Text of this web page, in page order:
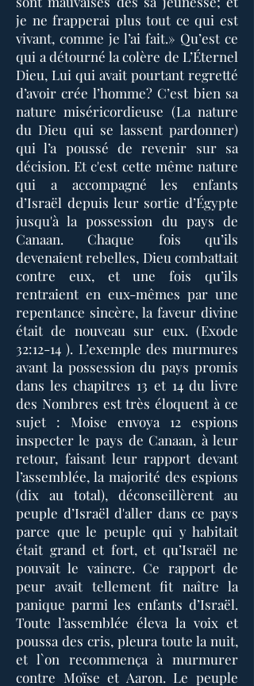
je ne frapperai plus tout ce qui est
vivant, comme je l’ai fait.» Qu’est ce
qui a détourné la colère de L’Éternel
Dieu, Lui qui avait pourtant regretté
d’avoir crée l’homme? C’est bien sa
nature miséricordieuse (La nature
du Dieu qui se lassent pardonner)
qui l’a poussé de revenir sur sa
décision. Et c'est cette même nature
qui a accompagné les enfants
d’Israël depuis leur sortie d’Égypte
jusqu'à la possession du pays de
Canaan. Chaque fois qu’ils
devenaient rebelles, Dieu combattait
contre eux, et une fois qu’ils
rentraient en eux-mêmes par une
repentance sincère, la faveur divine
était de nouveau sur eux. (Exode
32:12-14 ). L’exemple des murmures
avant la possession du pays promis
dans les chapitres 13 et 14 du livre
des Nombres est très éloquent à ce
sujet : Moise envoya 12 espions
inspecter le pays de Canaan, à leur
retour, faisant leur rapport devant
l’assemblée, la majorité des espions
(dix au total), déconseillèrent au
peuple d’Israël d'aller dans ce pays
parce que le peuple qui y habitait
était grand et fort, et qu’Israël ne
pouvait le vaincre. Ce rapport de
peur avait tellement fit naître la
panique parmi les enfants d’Israël.
Toute l’assemblée éleva la voix et
poussa des cris, pleura toute la nuit,
et l`on recommença à murmurer
contre Moïse et Aaron. Le peuple